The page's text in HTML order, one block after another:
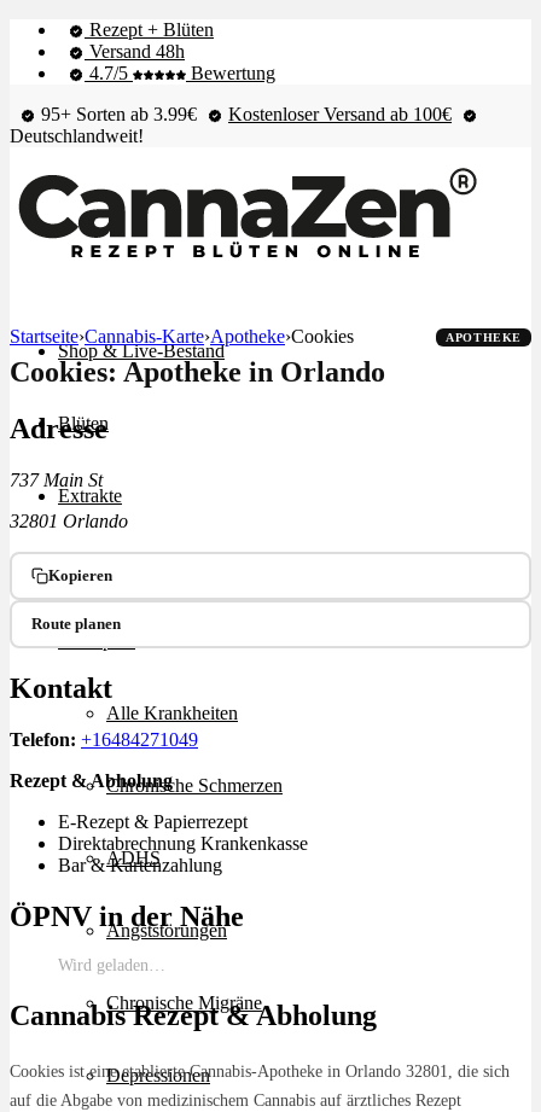
Rezept + Blüten
Versand 48h
4.7/5
Bewertung
95+ Sorten ab 3.99€
Kostenloser Versand ab 100€
Deutschlandweit!
Shop & Live-Bestand
Blüten
Extrakte
Ablauf
Alle Krankheiten
Chronische Schmerzen
ADHS
Angststörungen
Chronische Migräne
Depressionen
Startseite›Cannabis-Karte›Apotheke›Cookies APOTHEKE
Cookies: Apotheke in Orlando
Adresse
737 Main St
32801 Orlando
Kopieren
Route planen
Kontakt
Telefon: +16484271049
Rezept & Abholung
E-Rezept & Papierrezept
Direktabrechnung Krankenkasse
Bar & Kartenzahlung
ÖPNV in der Nähe
Wird geladen…
Cannabis Rezept & Abholung
Cookies ist eine etablierte Cannabis-Apotheke in Orlando 32801, die sich
auf die Abgabe von medizinischem Cannabis auf ärztliches Rezept